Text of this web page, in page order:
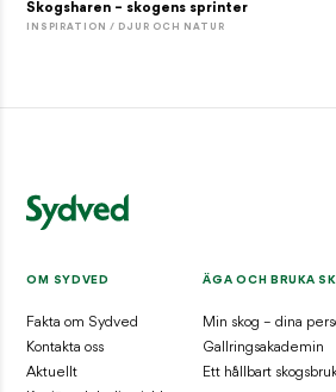
Skogsharen – skogens sprinter
INSPIRATION / DJUR OCH NATUR
OM SYDVED
Fakta om Sydved
Kontakta oss
Aktuellt
ÄGA OCH BRUKA
Min skog – dina
Gallringsakademin
Ett hållbart